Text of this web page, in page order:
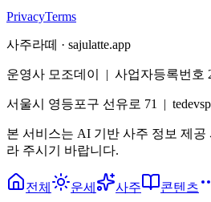
PrivacyTerms
사주라떼 · sajulatte.app
운영사 모조데이 | 사업자등록번호
서울시 영등포구 선유로 71 |
본 서비스는 AI 기반 사주 정보 제
라 주시기 바랍니다.
전체 운세 사주 콘텐츠